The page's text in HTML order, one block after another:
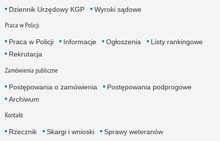
Dziennik Urzędowy KGP Wyroki sądowe
Praca w Policji
Praca w Policji Informacje Ogłoszenia
Listy rankingowe
Rekrutacja
Zamówienia publiczne
Postępowania o zamówienia
Postępowania podprogowe
Archiwum
Kontakt
Rzecznik Skargi i wnioski Sprawy weteranów